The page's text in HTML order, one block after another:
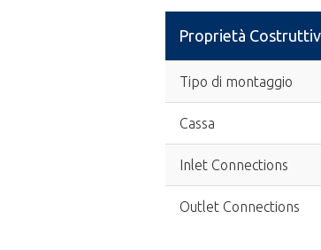
Proprietà
Tipo di montaggio
Cassa
Inlet Connections
Outlet Connections